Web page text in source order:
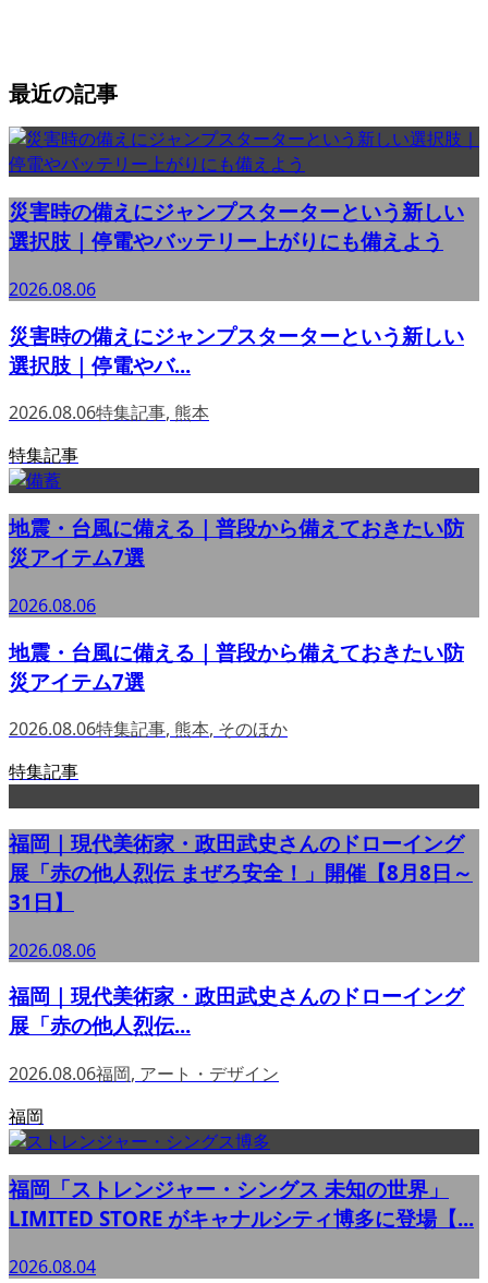
最近の記事
災害時の備えにジャンプスターターという新しい
選択肢｜停電やバッテリー上がりにも備えよう
2026.08.06
災害時の備えにジャンプスターターという新しい
選択肢｜停電やバ...
2026.08.06特集記事, 熊本
特集記事
地震・台風に備える｜普段から備えておきたい防
災アイテム7選
2026.08.06
地震・台風に備える｜普段から備えておきたい防
災アイテム7選
2026.08.06特集記事, 熊本, そのほか
特集記事
福岡｜現代美術家・政田武史さんのドローイング
展「赤の他人烈伝 まぜろ安全！」開催【8月8日～
31日】
2026.08.06
福岡｜現代美術家・政田武史さんのドローイング
展「赤の他人烈伝...
2026.08.06福岡, アート・デザイン
福岡
福岡「ストレンジャー・シングス 未知の世界」
LIMITED STORE がキャナルシティ博多に登場【...
2026.08.04